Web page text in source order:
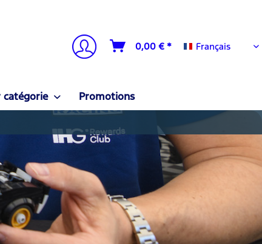
0,00 € * Français
Français
catégorie Promotions